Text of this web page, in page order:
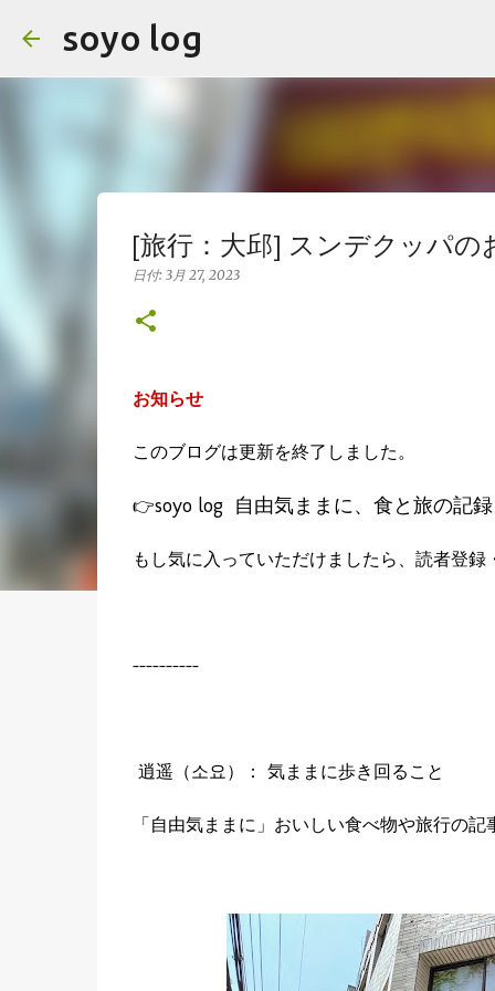
soyo log
[旅行：大邱] スンデクッパの
日付: 3月 27, 2023
お知らせ
このブログは更新を終了しました。
👉soyo log 自由気ままに、食と旅の記
もし気に入っていただけましたら、読者登
----------
逍遥（소요）： 気ままに歩き回ること
「自由気ままに」おいしい食べ物や旅行の